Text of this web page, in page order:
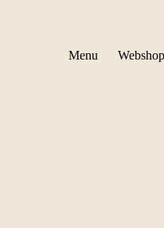
Menu Webshop